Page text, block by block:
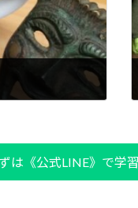
は《公式LINE》で学